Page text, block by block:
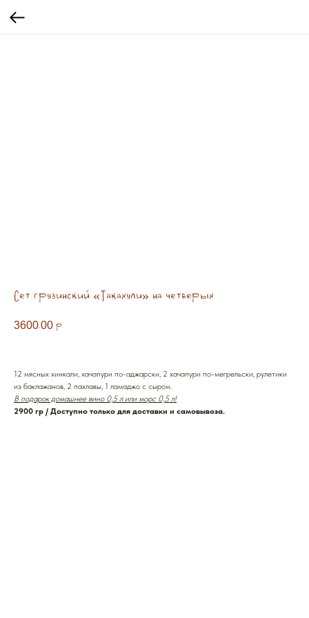
Сет грузинский «Такахули» на четверых
3600,00 р.
12 мясных хинкали, хачапури по-аджарски, 2 хачапури по-мегрельски, рулетики
из баклажанов, 2 пахлавы, 1 ламаджо с сыром.
В подарок домашнее вино 0,5 л или морс 0,5 л!
2900 гр / Доступно только для доставки и самовывоза.